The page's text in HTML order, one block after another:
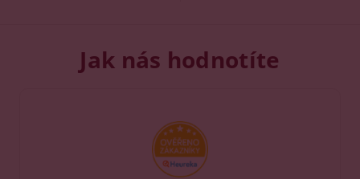
Jak nás hodnotíte